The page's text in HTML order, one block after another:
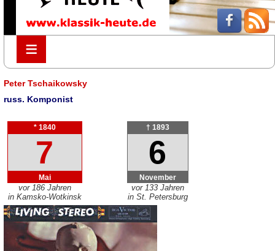
≡
≡
Peter Tschaikowsky
russ. Komponist
* 1840
7
Mai
vor 186 Jahren
in Kamsko-Wotkinsk
† 1893
6
November
vor 133 Jahren
in St. Petersburg